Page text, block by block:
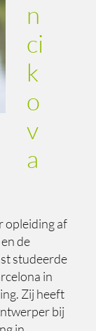
n
ci
k
o
v
a
opleiding af
de
studeerde
in
Zij heeft
bij